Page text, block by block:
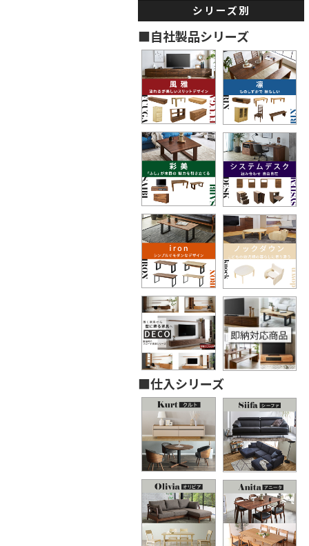
ホワイトアッシュ
タンス・着物箪笥
シリーズ別
■自社製品シリーズ
■仕入シリーズ